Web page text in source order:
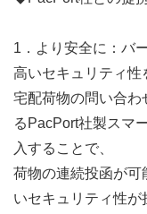
1．より安全に：バ
高いセキュリティ性
宅配荷物の問い合わ
るPacPort社製スマ
入することで、
荷物の連続投函が可
いセキュリティ性が